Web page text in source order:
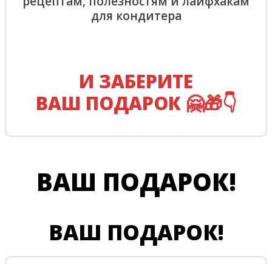
для кондитера
И ЗАБЕРИТЕ
ВАШ ПОДАРОК 🤗🎁👇
ВАШ ПОДАРОК!
ВАШ ПОДАРОК!